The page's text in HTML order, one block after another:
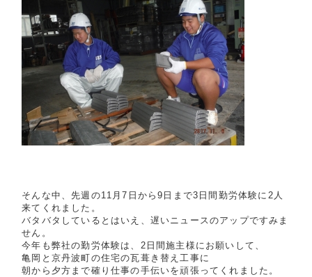
そんな中、先週の11月7日から9日まで3日間勤労体験に2人
来てくれました。
バタバタしているとはいえ、遅いニュースのアップですみま
せん。
今年も弊社の勤労体験は、2日間施主様にお願いして、
亀岡と京丹波町の住宅の瓦葺き替え工事に
朝から夕方まで確り仕事の手伝いを頑張ってくれました。